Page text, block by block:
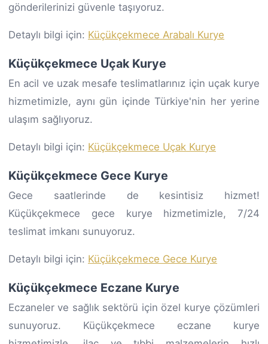
gönderilerinizi güvenle taşıyoruz.
Detaylı bilgi için: Küçükçekmece Arabalı Kurye
Küçükçekmece Uçak Kurye
En acil ve uzak mesafe teslimatlarınız için uçak kurye
hizmetimizle, aynı gün içinde Türkiye'nin her yerine
ulaşım sağlıyoruz.
Detaylı bilgi için: Küçükçekmece Uçak Kurye
Küçükçekmece Gece Kurye
Gece saatlerinde de kesintisiz hizmet!
Küçükçekmece gece kurye hizmetimizle, 7/24
teslimat imkanı sunuyoruz.
Detaylı bilgi için: Küçükçekmece Gece Kurye
Küçükçekmece Eczane Kurye
Eczaneler ve sağlık sektörü için özel kurye çözümleri
sunuyoruz. Küçükçekmece eczane kurye